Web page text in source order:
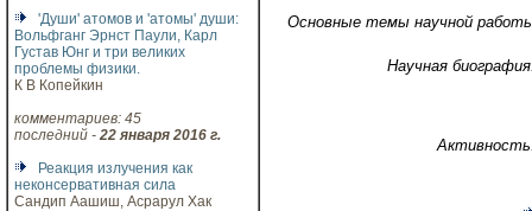
'Души' атомов и 'атомы' души:
Вольфганг Эрнст Паули, Карл
Густав Юнг и три великих
проблемы физики.
К В Копейкин
комментариев: 45
последний - 22 января 2016 г.
Реакция излучения как
неконсервативная сила
Сандип Аашиш, Асрарул Хак
Основные темы научной
Научная